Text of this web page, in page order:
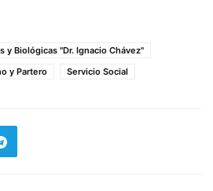
y Biológicas "Dr. Ignacio Chávez"
y Partero Servicio Social